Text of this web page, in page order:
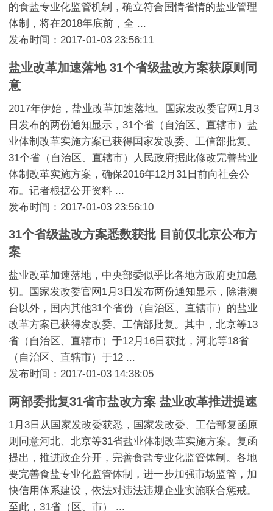
的食盐专业化监管机制，确立符合国情省情的盐业管理
体制，将在2018年底前，全 ...
发布时间：2017-01-03 23:56:11
盐业改革加速落地 31个省级盐改方案获原则同
意
2017年伊始，盐业改革加速落地。国家发改委官网1月3
日发布的两份通知显示，31个省（自治区、直辖市）盐
业体制改革实施方案已获得国家发改委、工信部批复。
31个省（自治区、直辖市）人民政府据此修改完善盐业
体制改革实施方案，确保2016年12月31日前向社会公
布。记者根据公开资料 ...
发布时间：2017-01-03 23:56:10
31个省级盐改方案悉数获批 目前仅北京公布方
案
盐业改革加速落地，中央部委似乎比各地方政府更加急
切。国家发改委官网1月3日发布两份通知显示，除港澳
台以外，国内其他31个省份（自治区、直辖市）的盐业
改革方案已获得发改委、工信部批复。其中，北京等13
省（自治区、直辖市）于12月16日获批，河北等18省
（自治区、直辖市）于12 ...
发布时间：2017-01-03 14:38:05
两部委批复31省市盐改方案 盐业改革推进提速
1月3日从国家发改委获悉，国家发改委、工信部复函原
则同意河北、北京等31省盐业体制改革实施方案。复函
提出，推进政企分开，完善食盐专业化监管体制。各地
要完善食盐专业化监管体制，进一步加强市场监管，加
快信用体系建设，依法对违法违规企业实施联合惩戒。
至此，31省（区、市） ...